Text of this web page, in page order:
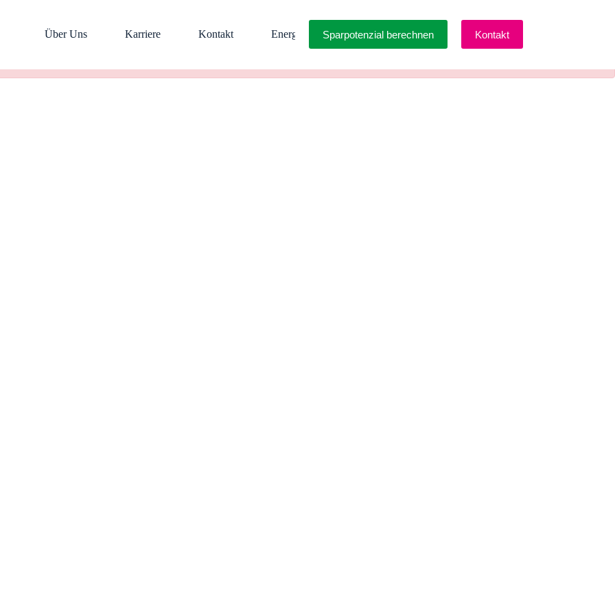
Über Uns Karriere Kontakt Energiewende Downloadcenter
Sparpotenzial berechnen Kontakt